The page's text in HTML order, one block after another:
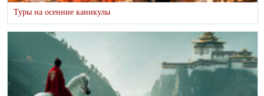
Туры на осенние каникулы